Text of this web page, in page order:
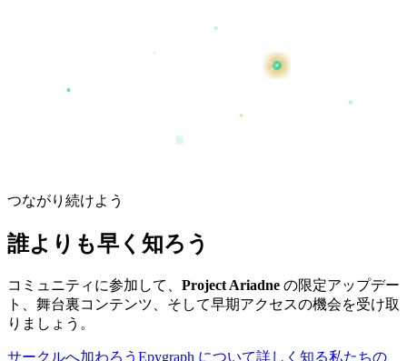
つながり続けよう
誰よりも早く知ろう
コミュニティに参加して、 Project Ariadne の限定アップデー
ト、舞台裏コンテンツ、そして早期アクセスの機会を受け取
りましょう。
サークルへ加わろう Epygraph について詳しく知る私たちの